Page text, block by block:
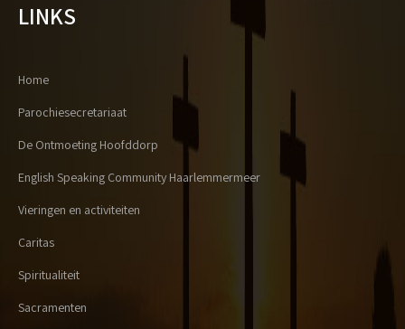
LINKS
Home
Parochiesecretariaat
De Ontmoeting Hoofddorp
English Speaking Community Haarlemmermeer
Vieringen en activiteiten
Caritas
Spiritualiteit
Sacramenten